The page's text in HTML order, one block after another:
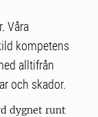
Våra
kompetens
alltifrån
och skador.
dygnet runt